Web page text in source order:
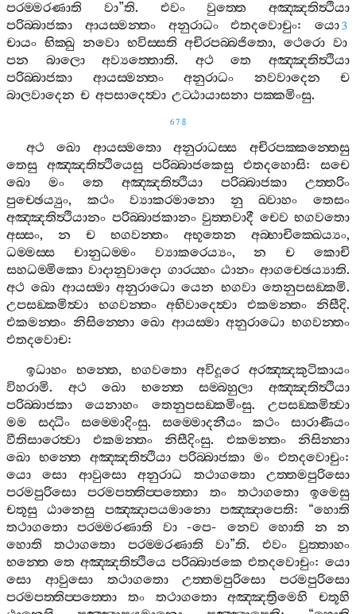
පරම‍්මරණාති
වා”ති. එවං වුත‍්තෙ
අඤ‍්ඤතිත්‍ථියා
පරිබ‍්බාජකා
ආයස‍්මන‍්තං අනුරාධං එතදවොචුං: යො3
චායං භික‍්ඛු නවො භවිස‍්සති අචිරපබ‍්බජිතො,ථෙරො වා
පන
බාලො අව්‍යත‍්තොති. අථ තෙ
අඤ‍්ඤතිත්‍ථියා
පරිබ‍්බාජකා
ආයස‍්මන‍්තං අනුරාධං නවවාදෙන
ච
බාලවාදෙන ච අපසාදෙත්‍වා උට‍්ඨායාසනා පක‍්කමිංසු.
678
අථ ඛො ආයස‍්මතො අනුරාධස‍්ස
අචිරපක‍්කන‍්තෙසු
තෙසු
අඤ‍්ඤතිත්‍ථියෙසු පරිබ‍්බාජකෙසු එතදහොසි: සචෙ
ඛො
මං තෙ අඤ‍්ඤතිත්‍ථියා පරිබ‍්බාජකා
උත‍්තරිං
පුච‍්ඡෙය්‍යුං, කථං ව්‍යාකරමානො නු ඛ‍්වාහං
තෙසං
අඤ‍්ඤතිත්‍ථියානං පරිබ‍්බාජකානං වුත‍්තවාදී චෙව භගවතො
අස‍්සං, න ච භගවන‍්තං අභූතෙන අබ‍්භාචික‍්ඛෙය්‍යං,
ධම‍්මස‍්ස
චානුධම‍්මං ව්‍යාකරෙය්‍යං,න ච
කොචි
සහධම‍්මිකො වාදානුවාදො ගාරය‍්හං ඨානං ආගච‍්ඡෙය්‍යාති.
අථ ඛො ආයස‍්මා අනුරාධො යෙන භගවා තෙනුපසඞ‍්කමි.
උපසඞ‍්කමිත්‍වා
භගවන‍්තං අභිවාදෙත්‍වා එකමන‍්තං නිසීදි.
එකමන‍්තං නිසින‍්නො ඛො ආයස‍්මා අනුරාධො භගවන‍්තං
එතදවොච:
ඉධාහං
භන‍්තෙ, භගවතො අවිදූරෙ
අරඤ‍්ඤකුටිකායං
විහරාමි. අථ ඛො භන‍්තෙ සම‍්බහුලා
අඤ‍්ඤතිත්‍ථියා
පරිබ‍්බාජකා
යෙනාහං තෙනුපසඞ‍්කමිංසු.උපසඞ‍්කමිත්‍වා
මම
සද‍්ධිං සම‍්මොදිංසු. සම‍්මොදනීයං කථං
සාරාණීයං
වීතිසාරෙත්‍වා
එකමන‍්තං නිසීදිංසු. එකමන‍්තං
නිසින‍්නා
ඛො භන‍්තෙ අඤ‍්ඤතිත්‍ථියා පරිබ‍්බාජකා මං එතදවොචුං:
යො
සො ආවුසො අනුරාධ තථාගතො
උත‍්තමපුරිසො
පරමපුරිසො
පරමපත‍්තිප‍්පත‍්තො තං තථාගතො
ඉමෙසු
චතූසු
ඨානෙසු පඤ‍්ඤාපයමානො පඤ‍්ඤාපෙති: “හොති
තථාගතො
පරම‍්මරණාති වා-පෙ- නෙව හොති න
න
හොති
තථාගතො පරම‍්මරණාති වා”ති. එවං
වුත‍්තාහං
භන‍්තෙ තෙ අඤ‍්ඤතිත්‍ථියෙ පරිබ‍්බාජකෙ එතදවොචුං: යො
සො
ආවුසො තථාගතො උත‍්තමපුරිසො
පරමපුරිසො
පරමපත‍්තිප‍්පත‍්තො
තං තථාගතො අඤ‍්ඤත්‍රිමෙහි
චතූහි